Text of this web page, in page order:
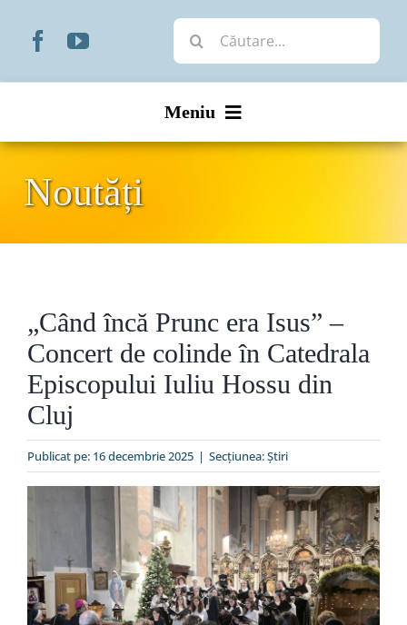
Cautare...
Meniu
Organizare
Liturgic
Special
Noutăți
„Când încă Prunc era Isus” –
Concert de colinde în Catedrala
Episcopului Iuliu Hossu din
Cluj
Publicat pe: 16 decembrie 2025 | Secțiunea:Ştiri